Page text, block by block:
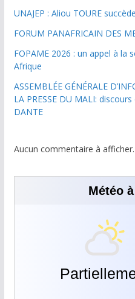
UNAJEP : Aliou TOURE
FORUM PANAFRICAIN DES
FOPAME 2026 : un appel à la
Afrique
ASSEMBLÉE GÉNÉRALE
LA PRESSE DU MALI:
DANTE
Aucun commentaire à afficher.
Météo